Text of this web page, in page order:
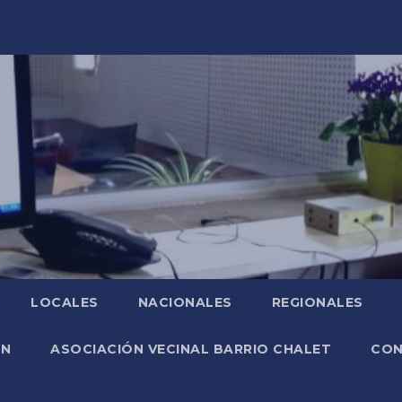
LOCALES NACIONALES REGIONALES
ASOCIACIÓN VECINAL BARRIO CHALET